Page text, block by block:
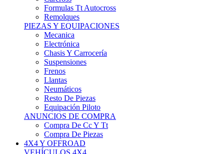
Remolques
PIEZAS Y EQUIPACIONES
Mecanica
Electrónica
Chasis Y Carrocería
Suspensiones
Frenos
Llantas
Neumáticos
Resto De Piezas
Equipación Piloto
ANUNCIOS DE COMPRA
Compra De Cc Y Tt
Compra De Piezas
4X4 Y OFFROAD
VEHÍCULOS 4X4
Prototipos